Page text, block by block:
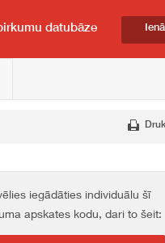
datubāze
iegādāties individuālu šī
apskates kodu, dari to šeit: